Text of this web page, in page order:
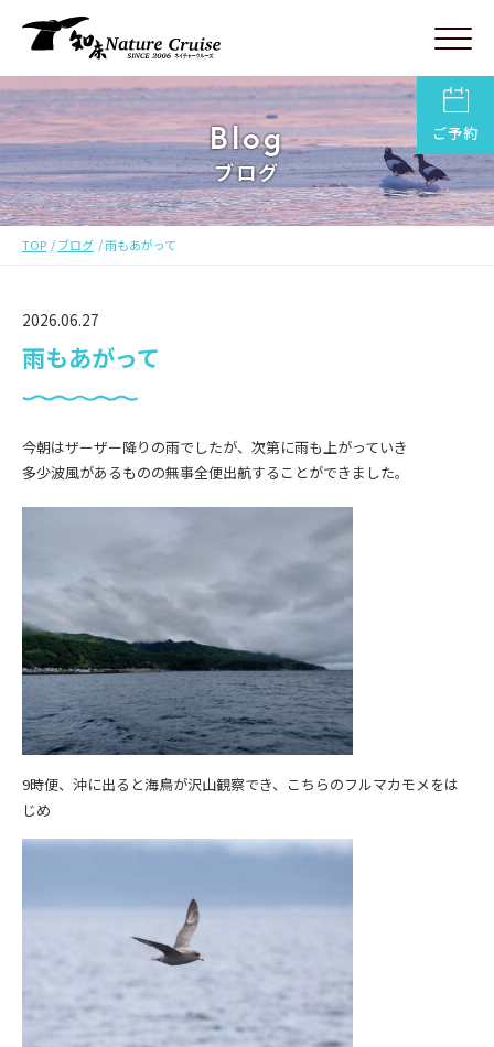
ご予約
Blog
ブログ
TOP ブログ 雨もあがって
2026.06.27
雨もあがって
今朝はザーザー降りの雨でしたが、次第に雨も上がっていき
多少波風があるものの無事全便出航することができました。
9時便、沖に出ると海鳥が沢山観察でき、こちらのフルマカモメをは
じめ